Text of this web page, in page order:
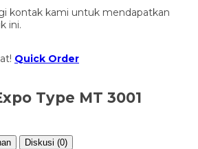
kontak kami untuk mendapatkan
ini.
Quick Order
Type MT 3001
Diskusi (0)